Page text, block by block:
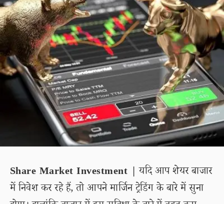
Share Market Investment | यदि आप शेयर बाजार
में निवेश कर रहे हैं, तो आपने मार्जिन ट्रेडिंग के बारे में सुना